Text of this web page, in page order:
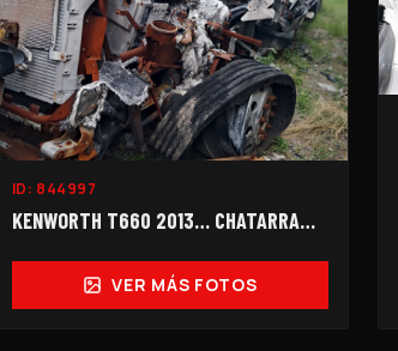
ID: 844997
KENWORTH T660 2013… CHATARRA…
VER MÁS FOTOS